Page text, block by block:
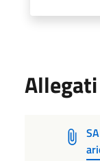
Allegati